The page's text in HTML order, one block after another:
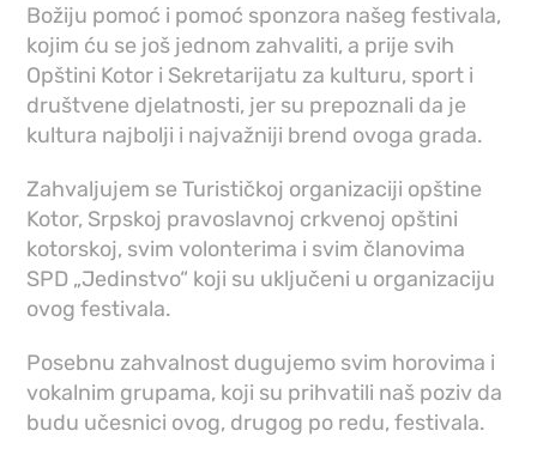
Božiju pomoć i pomoć sponzora našeg festivala,
kojim ću se još jednom zahvaliti, a prije svih
Opštini Kotor i Sekretarijatu za kulturu, sport i
društvene d‌jelatnosti, jer su prepoznali da je
kultura najbolji i najvažniji brend ovoga grada.
Zahvaljujem se Turističkoj organizaciji opštine
Kotor, Srpskoj pravoslavnoj crkvenoj opštini
kotorskoj, svim volonterima i svim članovima
SPD „Jedinstvo“ koji su uključeni u organizaciju
ovog festivala.
Posebnu zahvalnost dugujemo svim horovima i
vokalnim grupama, koji su prihvatili naš poziv da
budu učesnici ovog, drugog po redu, festivala.